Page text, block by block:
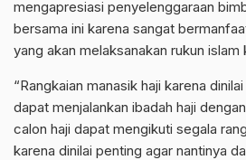
mengapresiasi penyelenggaraan
bersama ini karena sangat
yang akan melaksanakan rukun islam
“Rangkaian manasik haji karena
dapat menjalankan ibadah haji
calon haji dapat mengikuti segala
karena dinilai penting agar nantinya